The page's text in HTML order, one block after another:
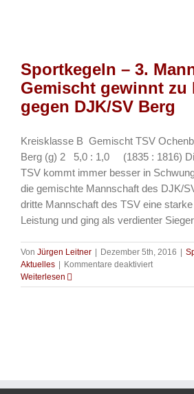
Sportkegeln – 3.
Gemischt gewinnt zu
gegen DJK/SV Berg
Kreisklasse B Gemischt TSV
Berg (g) 2 5,0 : 1,0 (1835 : 1816)
TSV kommt immer besser in
die gemischte Mannschaft des DJK/
dritte Mannschaft des TSV eine
Leistung und ging als verdienter
Von Jürgen Leitner Dezember 5th, 2016
Aktuelles
Kommentare deaktiviertfür
–
DJK/SV
Weiterlesen